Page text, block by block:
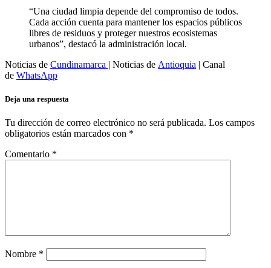
“Una ciudad limpia depende del compromiso de todos.
Cada acción cuenta para mantener los espacios públicos
libres de residuos y proteger nuestros ecosistemas
urbanos”, destacó la administración local.
Noticias de Cundinamarca | Noticias de Antioquia | Canal
de WhatsApp
Deja una respuesta
Tu dirección de correo electrónico no será publicada. Los campos
obligatorios están marcados con *
Comentario *
Nombre *